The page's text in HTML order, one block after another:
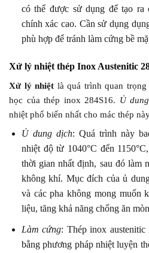
có thể được sử dụng để tạo
chính xác cao. Cần sử dụng
phù hợp để tránh làm cứng bề
Xử lý nhiệt thép Inox Austenitic
Xử lý nhiệt là quá trình quan
học của thép inox 284S16. Ủ
nhiệt phổ biến nhất cho mác thép
Ủ dung dịch: Quá trình này
nhiệt độ từ 1040°C đến
thời gian nhất định, sau đó làm
không khí. Mục đích của ủ
và các pha không mong muốn
liệu, tăng khả năng chống ăn
Làm cứng: Thép inox
bằng phương pháp nhiệt luyện